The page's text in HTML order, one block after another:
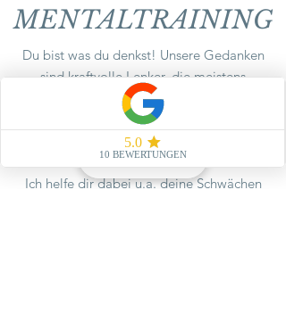
MENTALTRAINING
Du bist was du denkst! Unsere Gedanken
sind kraftvolle Lenker, die meistens
unbewusst unser Leben steuern. Mithilfe
des Mentaltrainings kannst du deine
Selbstbestimmung zurück erlangen und
das Steuer selber in die Hand nehmen.
Ich helfe dir dabei u.a. deine Schwächen